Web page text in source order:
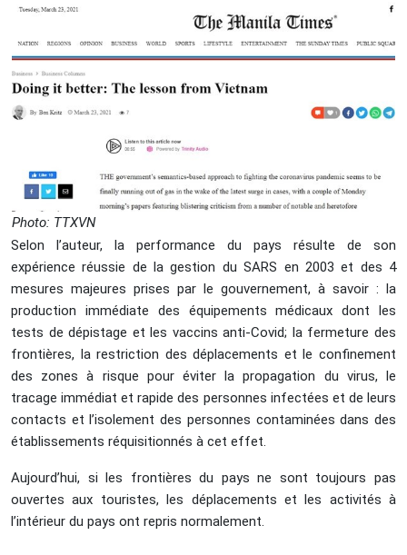
Photo: TTXVN
Selon l’auteur, la performance du pays résulte de son
expérience réussie de la gestion du SARS en 2003 et des 4
mesures majeures prises par le gouvernement, à savoir : la
production immédiate des équipements médicaux dont les
tests de dépistage et les vaccins anti-Covid; la fermeture des
frontières, la restriction des déplacements et le confinement
des zones à risque pour éviter la propagation du virus, le
tracage immédiat et rapide des personnes infectées et de leurs
contacts et l’isolement des personnes contaminées dans des
établissements réquisitionnés à cet effet.
Aujourd’hui, si les frontières du pays ne sont toujours pas
ouvertes aux touristes, les déplacements et les activités à
l’intérieur du pays ont repris normalement.